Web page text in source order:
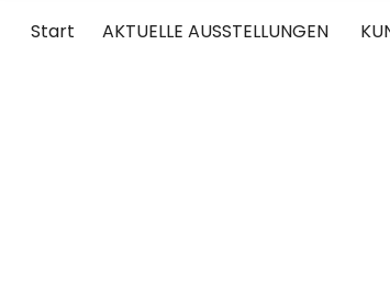
Start AKTUELLE AUSSTELLUNGEN